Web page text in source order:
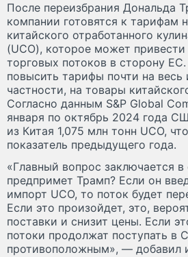
После переизбрания Дональда
компании готовятся к тарифам
китайского отработанного
(UCO), которое может
торговых потоков в сторону
повысить тарифы почти на весь
частности, на товары
Согласно данным S&P Global
января по октябрь 2024 года
из Китая 1,075 млн тонн UCO,
показатель предыдущего года.
«Главный вопрос заключается
предпримет Трамп? Если он
импорт UCO, то поток будет
Если это произойдет, это,
поставки и снизит цены. Если
потоки продолжат поступать в
противоположным», — добавил